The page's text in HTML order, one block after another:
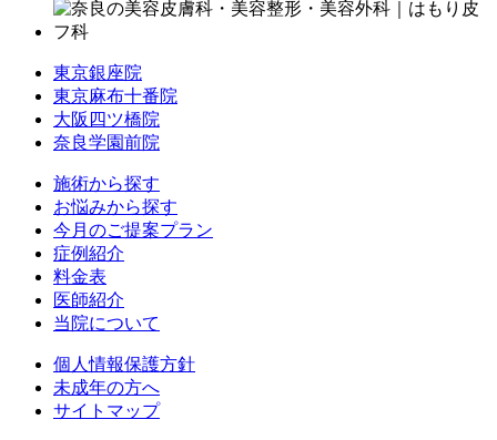
東京銀座院
東京麻布十番院
大阪四ツ橋院
奈良学園前院
施術から探す
お悩みから探す
今月のご提案プラン
症例紹介
料金表
医師紹介
当院について
個人情報保護方針
未成年の方へ
サイトマップ